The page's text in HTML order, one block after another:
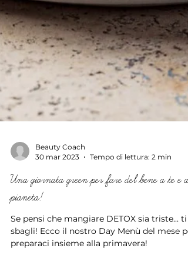
30 mar 2023
Tempo di lettura: 2 min
Una giornata green per fare del bene a te e al
pianeta!
Se pensi che mangiare DETOX sia triste... ti